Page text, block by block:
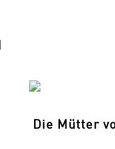
Die Mütter